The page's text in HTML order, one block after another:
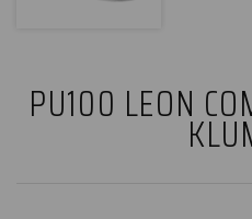
PU100 LEON